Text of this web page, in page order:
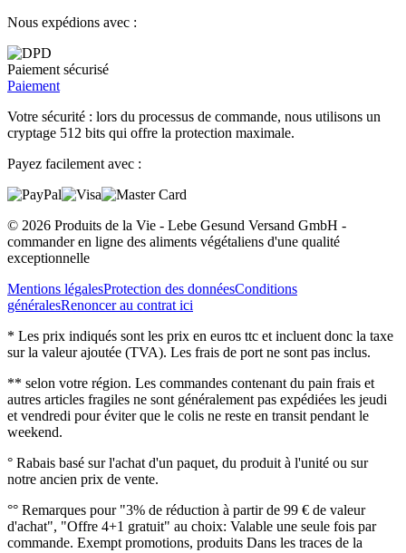
Nous expédions avec :
Paiement sécurisé
Paiement
Votre sécurité : lors du processus de commande, nous utilisons un
cryptage 512 bits qui offre la protection maximale.
Payez facilement avec :
© 2026 Produits de la Vie - Lebe Gesund Versand GmbH -
commander en ligne des aliments végétaliens d'une qualité
exceptionnelle
Mentions légalesProtection des donnéesConditions
généralesRenoncer au contrat ici
* Les prix indiqués sont les prix en euros ttc et incluent donc la taxe
sur la valeur ajoutée (TVA). Les frais de port ne sont pas inclus.
** selon votre région. Les commandes contenant du pain frais et
autres articles fragiles ne sont généralement pas expédiées les jeudi
et vendredi pour éviter que le colis ne reste en transit pendant le
weekend.
° Rabais basé sur l'achat d'un paquet, du produit à l'unité ou sur
notre ancien prix de vente.
°° Remarques pour "3% de réduction à partir de 99 € de valeur
d'achat", "Offre 4+1 gratuit" au choix: Valable une seule fois par
commande. Exempt promotions, produits Dans les traces de la